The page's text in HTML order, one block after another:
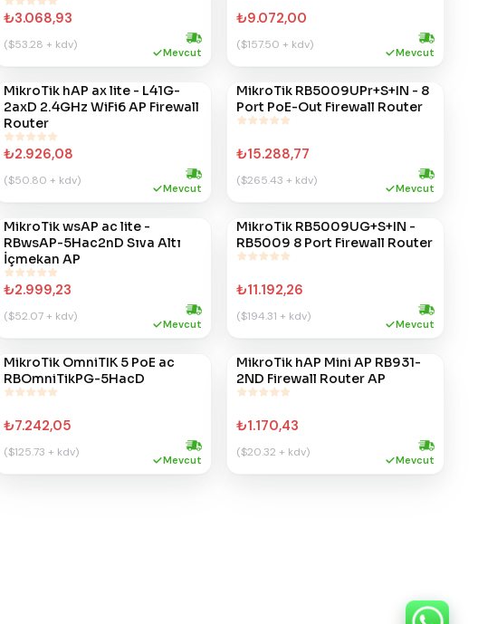
₺3.068,93
($53.28 + kdv) Hızlı kargo
Mevcut
₺9.072,00
($157.50 + kdv) Hızlı kargo
Mevcut
381
MikroTik hAP ax lite - L41G-
2axD 2.4GHz WiFi6 AP Firewall
Router
₺2.926,08
($50.80 + kdv) Hızlı kargo
Mevcut
375
MikroTik RB5009UPr+S+IN - 8
Port PoE-Out Firewall Router
₺15.288,77
($265.43 + kdv) Hızlı kargo
Mevcut
348
MikroTik wsAP ac lite -
RBwsAP-5Hac2nD Sıva Altı
İçmekan AP
₺2.999,23
($52.07 + kdv) Hızlı kargo
Mevcut
347
MikroTik RB5009UG+S+IN -
RB5009 8 Port Firewall Router
₺11.192,26
($194.31 + kdv) Hızlı kargo
Mevcut
257
MikroTik OmniTIK 5 PoE ac
RBOmniTikPG-5HacD
₺7.242,05
($125.73 + kdv) Hızlı kargo
Mevcut
241
MikroTik hAP Mini AP RB931-
2ND Firewall Router AP
₺1.170,43
($20.32 + kdv) Hızlı kargo
Mevcut